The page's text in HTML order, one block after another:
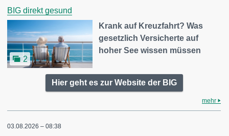
BIG direkt gesund
2
Krank auf Kreuzfahrt? Was
gesetzlich Versicherte auf
hoher See wissen müssen
Hier geht es zur Website der BIG
mehr
03.08.2026 – 08:38